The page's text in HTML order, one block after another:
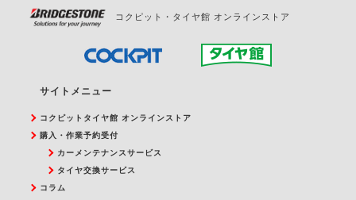
コクピット・タイヤ館 オンラインストア
サイトメニュー
コクピットタイヤ館 オンラインストア
購入・作業予約受付
カーメンテナンスサービス
タイヤ交換サービス
コラム